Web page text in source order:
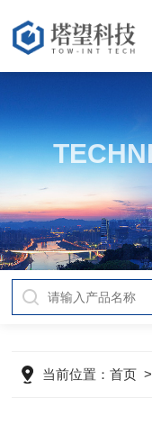
当前位置：首页